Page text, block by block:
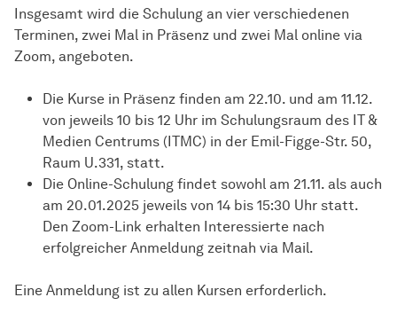
Insgesamt wird die Schulung an vier verschiedenen
Terminen, zwei Mal in Präsenz und zwei Mal online via
Zoom, angeboten.
Die Kurse in Präsenz finden am 22.10. und am 11.12.
von jeweils 10 bis 12 Uhr im Schulungsraum des IT &
Medien Centrums (ITMC) in der Emil-Figge-Str. 50,
Raum U.331, statt.
Die Online-Schulung findet sowohl am 21.11. als auch
am 20.01.2025 jeweils von 14 bis 15:30 Uhr statt.
Den Zoom-Link erhalten Interessierte nach
erfolgreicher Anmeldung zeitnah via Mail.
Eine Anmeldung ist zu allen Kursen erforderlich.